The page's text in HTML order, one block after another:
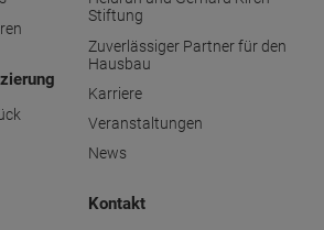
Stiftung
Zuverlässiger Partner für den
Hausbau
Karriere
Veranstaltungen
News
Kontakt